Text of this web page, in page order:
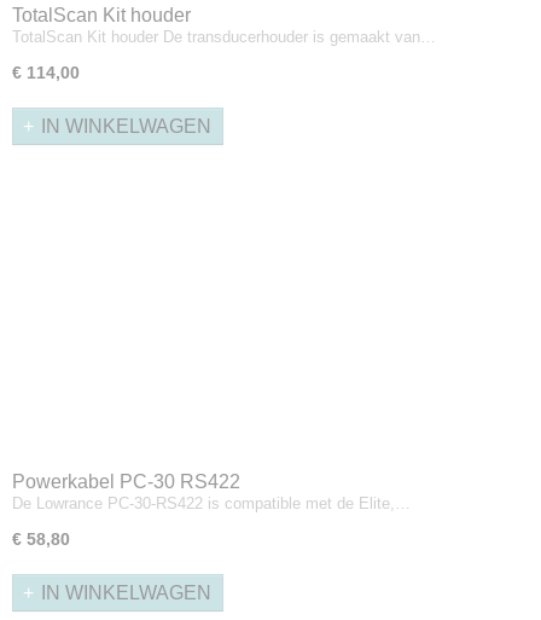
TotalScan Kit houder
TotalScan Kit houder De transducerhouder is gemaakt van…
€ 114,00
IN WINKELWAGEN
Powerkabel PC-30 RS422
De Lowrance PC-30-RS422 is compatible met de Elite,…
€ 58,80
IN WINKELWAGEN